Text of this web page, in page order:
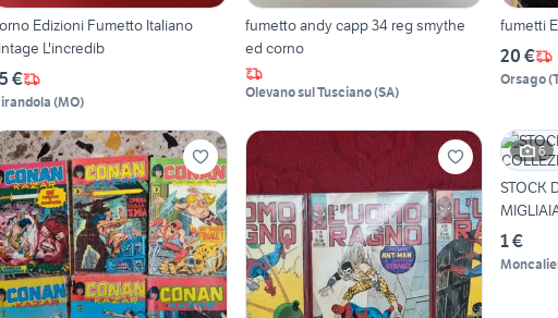
Edizioni Fumetto Italiano
L'incredib
€
(MO)
fumetto andy capp 34 reg smythe
ed corno
Olevano sul Tusciano(SA)
fumetti
20 €
Orsago(
6
STOCK
1 €